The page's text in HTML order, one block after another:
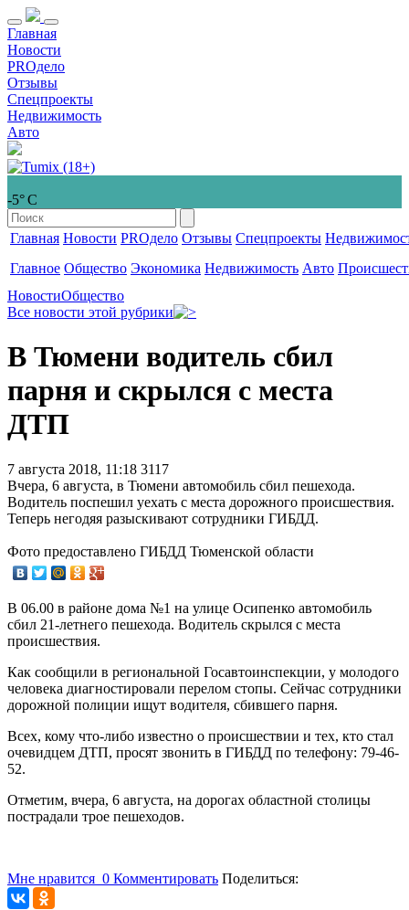
Главная
Новости
PROдело
Отзывы
Спецпроекты
Недвижимость
Авто
-5° С
Главная Новости PROдело Отзывы Спецпроекты
Главное Общество Экономика Недвижимость Авто
НовостиОбщество
Все новости этой рубрики
В Тюмени водитель сбил
парня и скрылся с места
ДТП
7 августа 2018, 11:18 3117
Вчера, 6 августа, в Тюмени автомобиль сбил пешехода.
Водитель поспешил уехать с места дорожного происшествия.
Теперь негодяя разыскивают сотрудники ГИБДД.
Фото предоставлено ГИБДД Тюменской области
В 06.00 в районе дома №1 на улице Осипенко автомобиль
сбил 21-летнего пешехода. Водитель скрылся с места
происшествия.
Как сообщили в региональной Госавтоинспекции, у молодого
человека диагностировали перелом стопы. Сейчас сотрудники
дорожной полиции ищут водителя, сбившего парня.
Всех, кому что-либо известно о происшествии и тех, кто стал
очевидцем ДТП, просят звонить в ГИБДД по телефону: 79-46-
52.
Отметим, вчера, 6 августа, на дорогах областной столицы
пострадали трое пешеходов.
Мне нравится 0 Комментировать Поделиться: